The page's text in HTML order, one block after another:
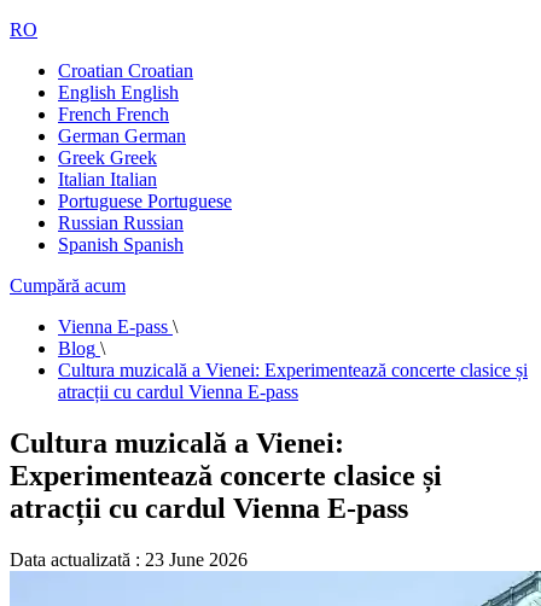
RO
Croatian Croatian
English English
French French
German German
Greek Greek
Italian Italian
Portuguese Portuguese
Russian Russian
Spanish Spanish
Cumpără acum
Vienna E-pass \
Blog \
Cultura muzicală a Vienei: Experimentează concerte clasice și
atracții cu cardul Vienna E-pass
Cultura muzicală a Vienei:
Experimentează concerte clasice și
atracții cu cardul Vienna E-pass
Data actualizată : 23 June 2026